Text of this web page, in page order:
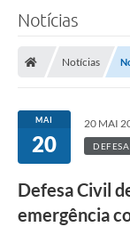
Notícias
Notícias
MAI
20
20 MAI
Defesa Civil
emergência